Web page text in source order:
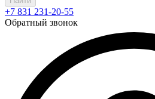
+7 831 231-20-55
Обратный звонок